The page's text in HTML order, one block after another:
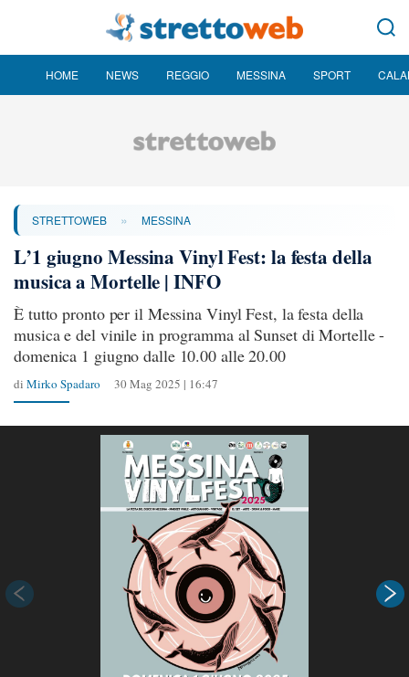
HOME NEWS REGGIO MESSINA SPORT
STRETTOWEB » MESSINA
L’1 giugno Messina Vinyl Fest: la festa della
musica a Mortelle | INFO
È tutto pronto per il Messina Vinyl Fest, la festa della
musica e del vinile in programma al Sunset di Mortelle -
domenica 1 giugno dalle 10.00 alle 20.00
di Mirko Spadaro 30 Mag 2025 | 16:47